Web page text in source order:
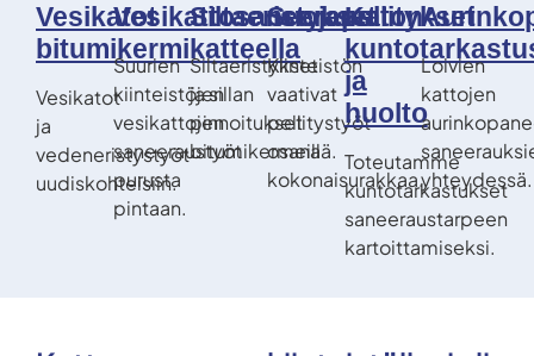
Vesikatot
bitumikermikatteella
Vesikatot
ja
vedeneristystyöt
uudiskohteisiin.
Vesikattosaneeraus
Suurien
kiinteistöjen
vesikattojen
saneeraustyöt
purusta
pintaan.
Siltaeristykset
Siltaeristykset
ja sillan
pinnoitukset
bitumikermeillä.
Suojapellitykset
Kiinteistön
vaativat
pellitystyöt
osana
kokonaisurakkaa.
Katon
ja
huolto
Toteutamme
kuntotarkastukset
saneeraustarpeen
kartoittamiseksi.
Loivien
kattojen
yhteydessä.